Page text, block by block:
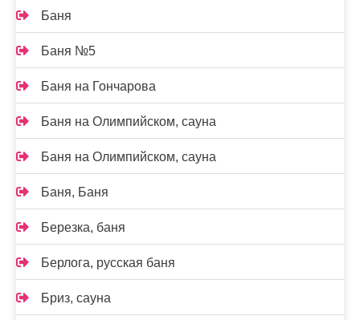
Баня
Баня №5
Баня на Гончарова
Баня на Олимпийском, сауна
Баня на Олимпийском, сауна
Баня, Баня
Березка, баня
Берлога, русская баня
Бриз, сауна